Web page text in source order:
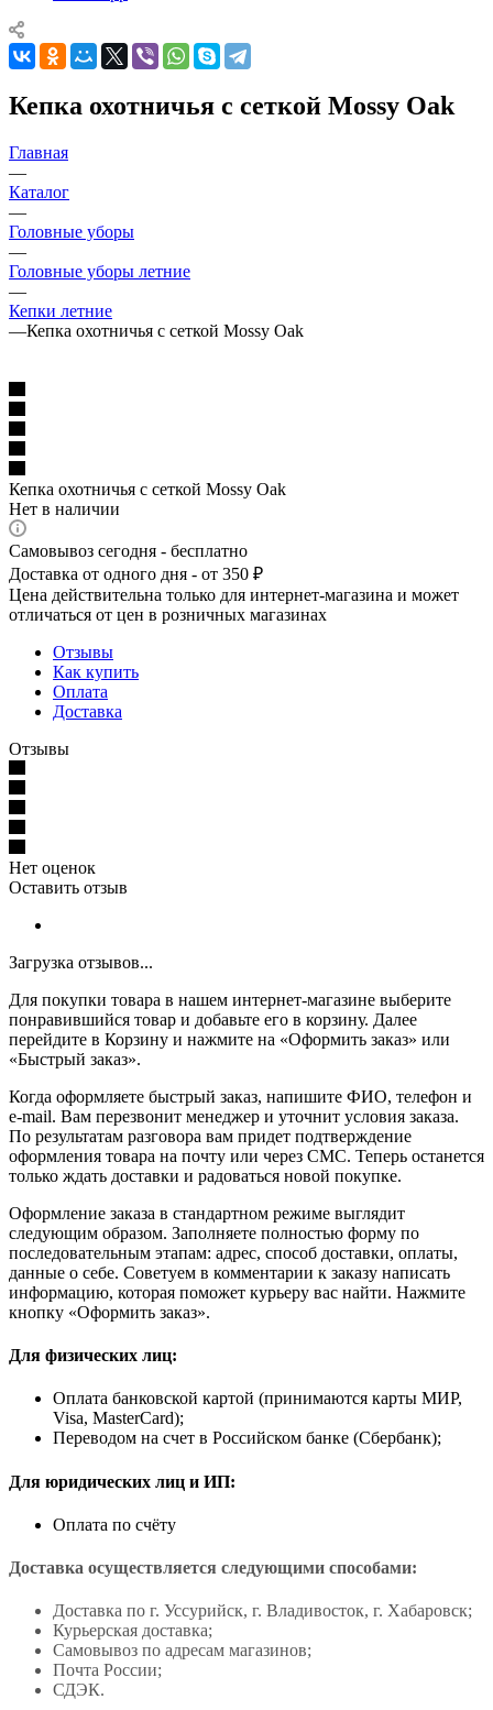
Кепка охотничья с сеткой Mossy Oak
Главная
—
Каталог
—
Головные уборы
—
Головные уборы летние
—
Кепки летние
—Кепка охотничья с сеткой Mossy Oak
Кепка охотничья с сеткой Mossy Oak
Нет в наличии
Самовывоз сегодня - бесплатно
Доставка от одного дня - от 350 ₽
Цена действительна только для интернет-магазина и может
отличаться от цен в розничных магазинах
Отзывы
Как купить
Оплата
Доставка
Отзывы
Нет оценок
Оставить отзыв
Загрузка отзывов...
Для покупки товара в нашем интернет-магазине выберите
понравившийся товар и добавьте его в корзину. Далее
перейдите в Корзину и нажмите на «Оформить заказ» или
«Быстрый заказ».
Когда оформляете быстрый заказ, напишите ФИО, телефон и
e-mail. Вам перезвонит менеджер и уточнит условия заказа.
По результатам разговора вам придет подтверждение
оформления товара на почту или через СМС. Теперь останется
только ждать доставки и радоваться новой покупке.
Оформление заказа в стандартном режиме выглядит
следующим образом. Заполняете полностью форму по
последовательным этапам: адрес, способ доставки, оплаты,
данные о себе. Советуем в комментарии к заказу написать
информацию, которая поможет курьеру вас найти. Нажмите
кнопку «Оформить заказ».
Для физических лиц:
Оплата банковской картой (принимаются карты МИР,
Visa, MasterCard);
Переводом на счет в Российском банке (Сбербанк);
Для юридических лиц и ИП:
Оплата по счёту
Доставка осуществляется следующими способами:
Доставка по г. Уссурийск, г. Владивосток, г. Хабаровск;
Курьерская доставка;
Самовывоз по адресам магазинов;
Почта России;
СДЭК.